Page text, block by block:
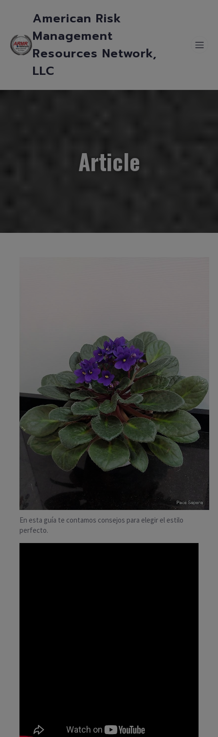
American Risk
Management
Resources Network,
LLC
Article
En esta guía te contamos consejos para elegir el estilo
perfecto.